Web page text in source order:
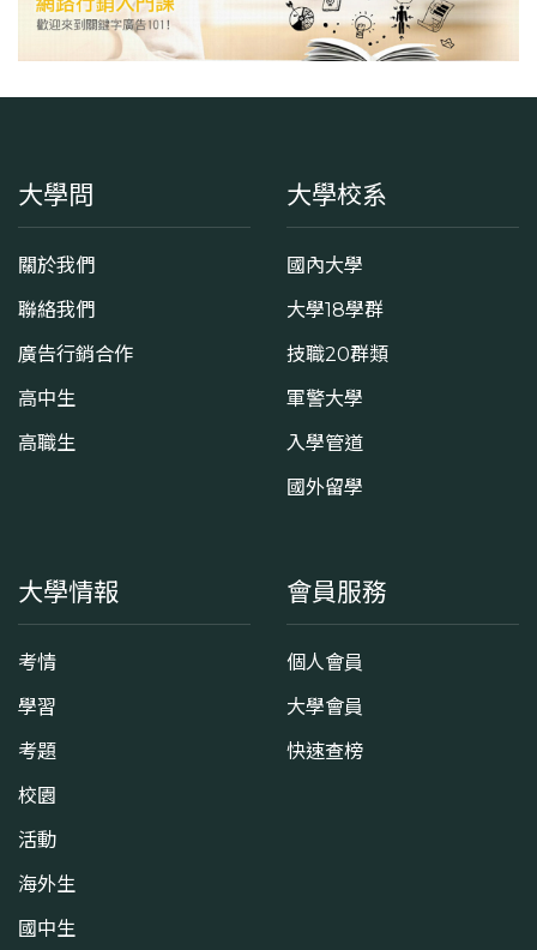
學系地址
臺中市西屯區文華路100號
大學問
關於我們
聯絡我們
廣告行銷合作
高中生
高職生
大學校系
國內大學
大學18學群
技職20群類
軍警大學
入學管道
國外留學
大學情報
考情
學習
考題
校園
活動
海外生
國中生
會員服務
個人會員
大學會員
快速查榜